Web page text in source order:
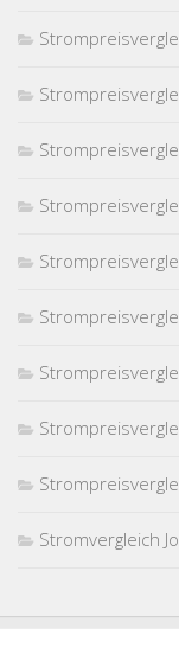
Stromvergleich